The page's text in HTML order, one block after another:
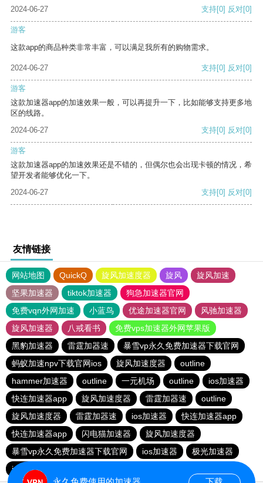
2024-06-27 支持[0] 反对[0]
游客
这款app的商品种类非常丰富，可以满足我所有的购物需求。
2024-06-27 支持[0] 反对[0]
游客
这款加速器app的加速效果一般，可以再提升一下，比如能够支持更多地
区的线路。
2024-06-27
支持[0] 反对[0]
游客
这款加速器app的加速效果还是不错的，但偶尔也会出现卡顿的情况，希
望开发者能够优化一下。
2024-06-27
支持[0] 反对[0]
友情链接
网站地图 QuickQ 旋风加速度器 旋风
旋风加速
坚果加速器
tiktok加速器
狗急加速器官网
免费vqn外网加速
小蓝鸟 优途加速器官网
风驰加速器
旋风加速器
八戒看书
免费vps加速器外网苹果版
黑豹加速器
雷霆加器速
暴雪vp永久免费加速器下载官网
蚂蚁加速npv下载官网ios
旋风加速度器
outline
hammer加速器
outline 一元机场 outline
ios加速器
快连加速器app
旋风加速度器 雷霆加器速
outline
旋风加速度器
雷霆加器速 ios加速器
快连加速器app
快连加速器app
闪电猫加速器
旋风加速度器
暴雪vp永久免费加速器下载官网
ios加速器
极光加速器
ios加速器